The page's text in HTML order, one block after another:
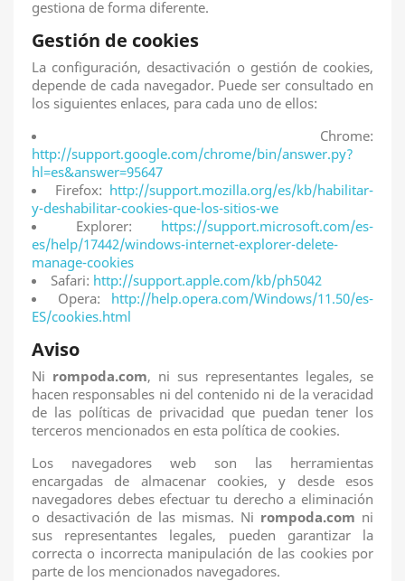
gestiona de forma diferente.
Gestión de cookies
La configuración, desactivación o gestión de cookies,
depende de cada navegador. Puede ser consultado en
los siguientes enlaces, para cada uno de ellos:
Chrome:
http://support.google.com/chrome/bin/answer.py?
hl=es&answer=95647
Firefox: http://support.mozilla.org/es/kb/habilitar-
y-deshabilitar-cookies-que-los-sitios-we
Explorer: https://support.microsoft.com/es-
es/help/17442/windows-internet-explorer-delete-
manage-cookies
Safari: http://support.apple.com/kb/ph5042
Opera: http://help.opera.com/Windows/11.50/es-
ES/cookies.html
Aviso
Ni rompoda.com, ni sus representantes legales, se
hacen responsables ni del contenido ni de la veracidad
de las políticas de privacidad que puedan tener los
terceros mencionados en esta política de cookies.
Los navegadores web son las herramientas
encargadas de almacenar cookies, y desde esos
navegadores debes efectuar tu derecho a eliminación
o desactivación de las mismas​. Ni rompoda.com ni
sus representantes legales, pueden garantizar la
correcta o incorrecta manipulación de las cookies por
parte de los mencionados navegadores.